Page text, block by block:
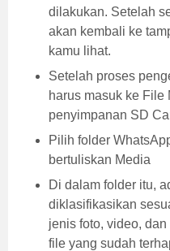
dilakukan. Setelah
akan kembali ke
kamu lihat.
Setelah proses
harus masuk ke File
penyimpanan SD
Pilih folder
bertuliskan Media
Di dalam folder itu,
diklasifikasikan
jenis foto, video,
file yang sudah